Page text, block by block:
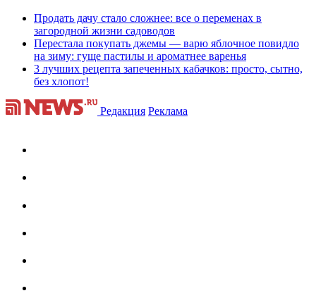
Продать дачу стало сложнее: все о переменах в
загородной жизни садоводов
Перестала покупать джемы — варю яблочное повидло
на зиму: гуще пастилы и ароматнее варенья
3 лучших рецепта запеченных кабачков: просто, сытно,
без хлопот!
Редакция Реклама